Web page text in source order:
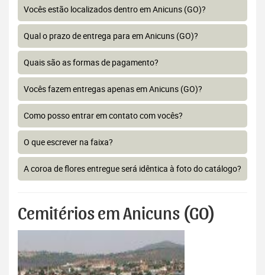
Vocês estão localizados dentro em Anicuns (GO)?
Qual o prazo de entrega para em Anicuns (GO)?
Quais são as formas de pagamento?
Vocês fazem entregas apenas em Anicuns (GO)?
Como posso entrar em contato com vocês?
O que escrever na faixa?
A coroa de flores entregue será idêntica à foto do catálogo?
Cemitérios em Anicuns (GO)